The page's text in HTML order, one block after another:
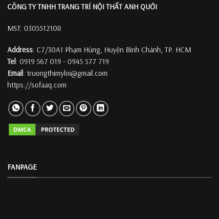
CÔNG TY TNHH TRANG TRÍ NỘI THẤT ANH QUỚI
MST: 0305512108
Address: C7/30A1 Phạm Hùng, Huyện Bình Chánh, TP. HCM
Tel: 0919 567 019 - 0945 577 719
Email: truongthimyloi@gmail.com
https://sofaaq.com
FANPAGE